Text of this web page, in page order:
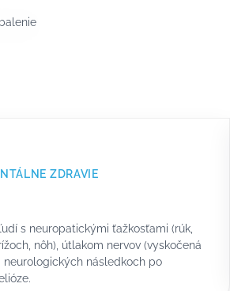
ZDRAVIE
s neuropatickými ťažkosťami (rúk,
nôh), útlakom nervov (vyskočená
neurologických následkoch po